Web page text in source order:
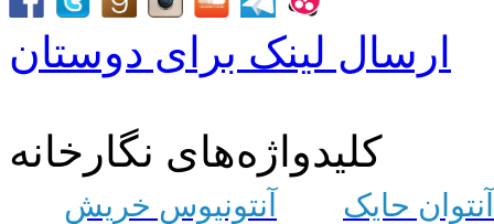
ارسال لینک برای دوستان
کلیدواژه‌های نگارخانه
آنتوان حایک
آنتونیوس خریش